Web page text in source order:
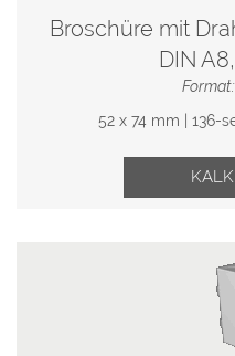
Broschüre mit
DIN
52 x 74 mm | 136-